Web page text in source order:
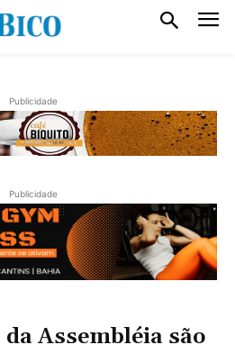
Publicidade
Publicidade
Assembléia são